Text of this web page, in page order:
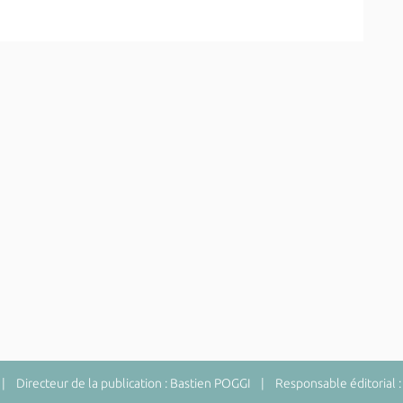
Directeur de la publication : Bastien POGGI | Responsable éditorial :